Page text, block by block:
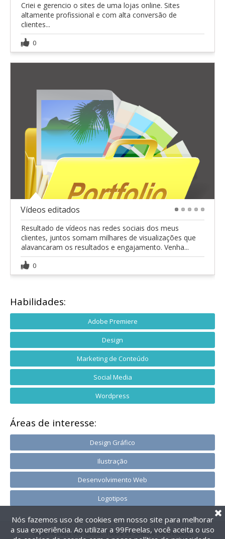
Criei e gerencio o sites de uma lojas online. Sites
altamente profissional e com alta conversão de
clientes...
0
Vídeos editados
Resultado de vídeos nas redes sociais dos meus
clientes, juntos somam milhares de visualizações que
alavancaram os resultados e engajamento. Venha...
0
Habilidades:
Adobe Premiere
Design
Marketing de Conteúdo
Social Media
Wordpress
Áreas de interesse:
Design Gráfico
Ilustração
Desenvolvimento Web
Logotipos
@2014-2026 99Freelas. Todos os direitos reservados.
Nós fazemos uso de cookies em nosso site para melhorar
a sua experiência. Ao utilizar a 99Freelas, você aceita o uso